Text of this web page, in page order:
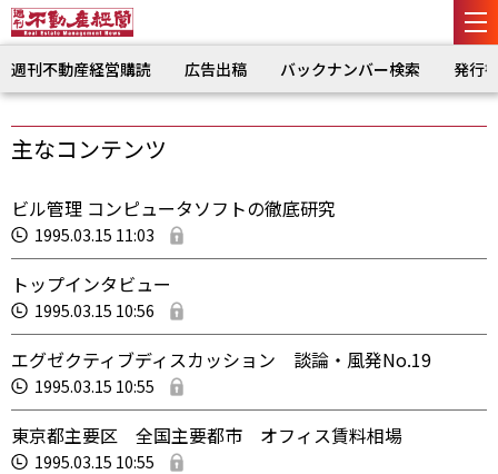
週刊不動産経営購読 広告出稿 バックナンバー検索 発行
主なコンテンツ
ビル管理 コンピュータソフトの徹底研究
1995.03.15 11:03
トップインタビュー
1995.03.15 10:56
エグゼクティブディスカッション 談論・風発No.19
1995.03.15 10:55
東京都主要区 全国主要都市 オフィス賃料相場
1995.03.15 10:55